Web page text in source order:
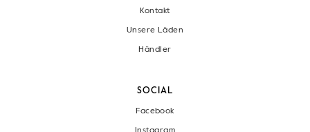
Kontakt
Unsere Läden
Händler
SOCIAL
Facebook